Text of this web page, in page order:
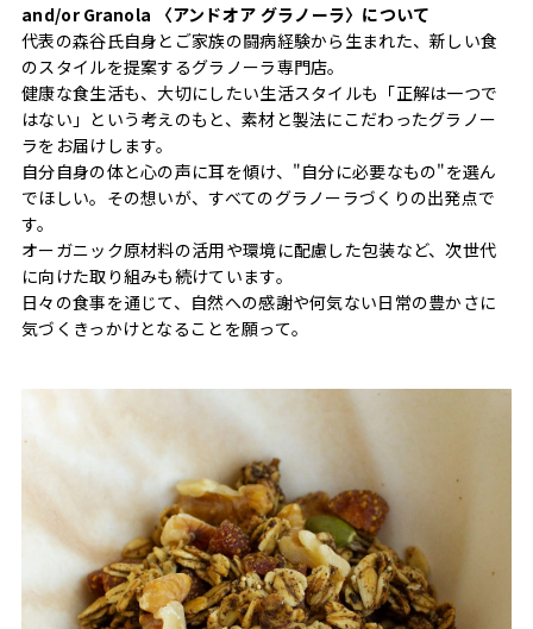
and/or Granola 〈アンドオア グラノーラ〉について
代表の森谷氏自身とご家族の闘病経験から生まれた、新しい食
のスタイルを提案するグラノーラ専門店。
健康な食生活も、大切にしたい生活スタイルも「正解は一つで
はない」という考えのもと、素材と製法にこだわったグラノー
ラをお届けします。
自分自身の体と心の声に耳を傾け、"自分に必要なもの"を選ん
でほしい。その想いが、すべてのグラノーラづくりの出発点で
す。
オーガニック原材料の活用や環境に配慮した包装など、次世代
に向けた取り組みも続けています。
日々の食事を通じて、自然への感謝や何気ない日常の豊かさに
気づくきっかけとなることを願って。